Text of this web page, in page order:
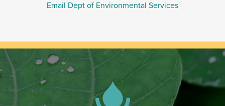
Email Dept of Environmental Services